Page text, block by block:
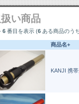
い商品
6 番目を表示 (6 ある商品のう
商品名+
KANJI 携